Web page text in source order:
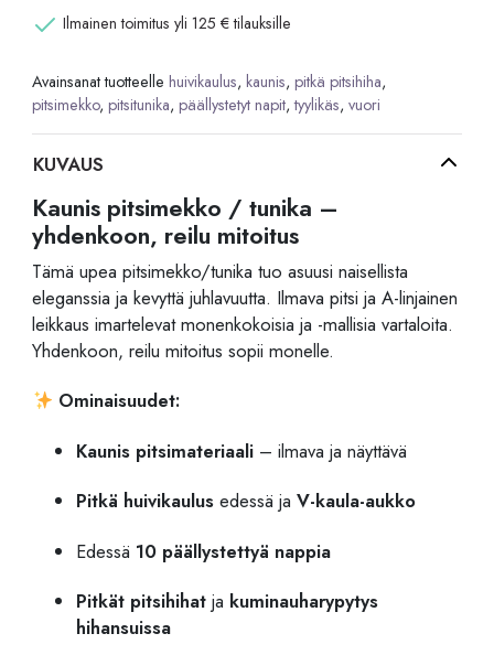
määräIlmainen toimitus yli 125 € tilauksille
Avainsanat tuotteellehuivikaulus,kaunis,pitkä pitsihiha,
pitsimekko,pitsitunika,päällystetyt napit,tyylikäs,vuori
KUVAUS
Kaunis pitsimekko / tunika –
yhdenkoon, reilu mitoitus
Tämä upea pitsimekko/tunika tuo asuusi naisellista
eleganssia ja kevyttä juhlavuutta. Ilmava pitsi ja A-linjainen
leikkaus imartelevat monenkokoisia ja -mallisia vartaloita.
Yhdenkoon, reilu mitoitus sopii monelle.
Ominaisuudet:
Kaunis pitsimateriaali – ilmava ja näyttävä
Pitkä huivikaulus edessä jaV-kaula-aukko
Edessä 10 päällystettyä nappia
Pitkät pitsihihat ja kuminauharypytys
hihansuissa